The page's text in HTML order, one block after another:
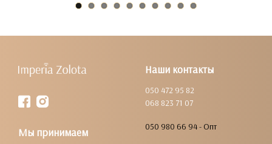
Наши контакты
050 472 95 82
068 823 71 07
050 980 66 94 - Опт
Мы принимаем